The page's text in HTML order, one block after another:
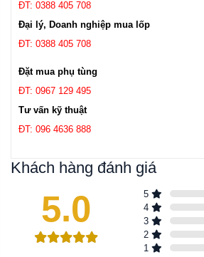
ĐT: 0388 405 708
Đại lý, Doanh nghiệp mua lốp
ĐT: 0388 405 708
Đặt mua phụ tùng
ĐT: 0967 129 495
Tư vấn kỹ thuật
ĐT: 096 4636 888
Khách hàng đánh giá
5.0 5
4
3
2
1